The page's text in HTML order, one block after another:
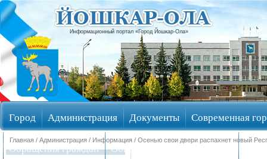
Информационный портал «Город Йошкар-Ола»
Город Администрация Документы Современная
Обращения граждан Общественные обсуждения
Главная / Администрация / Информация / Осенью свои двери распахнет новый